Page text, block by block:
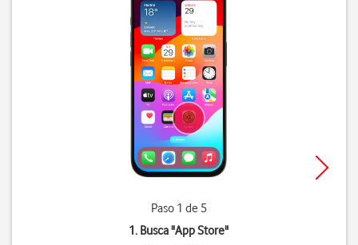
Paso 1 de 5
1. Busca "App Store"